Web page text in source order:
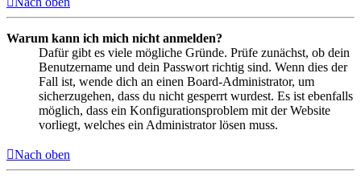
Warum kann ich mich nicht anmelden?
Dafür gibt es viele mögliche Gründe. Prüfe zunächst, ob dein
Benutzername und dein Passwort richtig sind. Wenn dies der
Fall ist, wende dich an einen Board-Administrator, um
sicherzugehen, dass du nicht gesperrt wurdest. Es ist ebenfalls
möglich, dass ein Konfigurationsproblem mit der Website
vorliegt, welches ein Administrator lösen muss.
Nach oben